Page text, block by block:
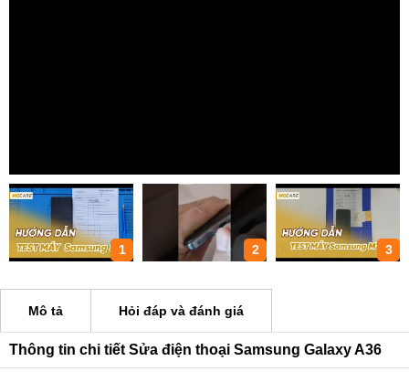
1 2 3
Mô tả Hỏi đáp và đánh giá
Thông tin chi tiết Sửa điện thoại Samsung Galaxy A36